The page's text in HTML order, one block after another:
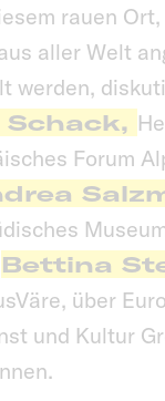
rauen
aller Welt
werden,
Forum
Bettina
über
und Kultur